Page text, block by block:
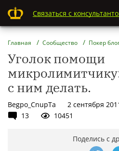
Связаться с
Главная Сообщество Покер
Уголок помощи
с ним делать.
Begpo_CnupTa
2 сентября
13
10451
Поделись с